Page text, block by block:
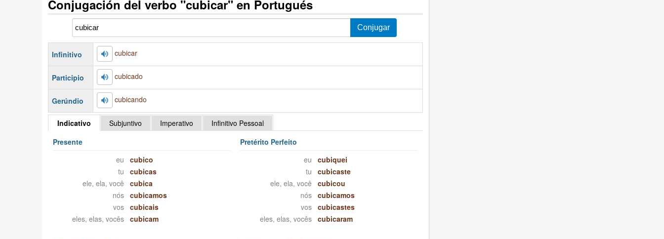
Conjugación del verbo "cubicar" en Portugués
Infinitivo cubicar
Participio cubicado
Gerúndio cubicando
Indicativo Subjuntivo Imperativo
Infinitivo Pessoal
Presente
eu
cubico
tu
cubicas
ele, ela, você
cubica
nós
cubicamos
vos
cubicais
eles, elas, vocês
cubicam
Pretérito Perfeito
eu
cubiquei
tu
cubicaste
ele, ela, você
cubicou
nós
cubicamos
vos
cubicastes
eles, elas, vocês
cubicaram